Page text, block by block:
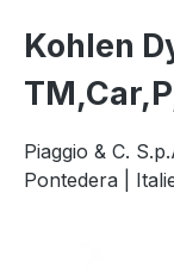
Kohlen
Piaggio & C.
Pontedera |